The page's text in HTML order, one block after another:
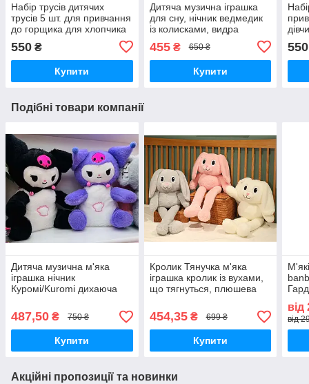
Набір трусів дитячих
трусів 5 шт. для привчання
до горщика для хлопчика
Багаторазові трусики на 1-
2-4 роки
550 ₴
Купити
Дитяча музична іграшка
для сну, нічник ведмедик
із колисками, видра
малюків
455₴ 650 ₴
Купити
550
Подібні товари компанії
Дитяча музична м'яка
іграшка нічник
Куромі/Kuromi дихаюча
487,50 ₴ 750 ₴
Купити
Кролик Тянучка м'яка
іграшка кролик із вухами,
що тягнуться, плюшева
454,35₴ 699 ₴
Купити
від
від
Акційні пропозиції та новинки